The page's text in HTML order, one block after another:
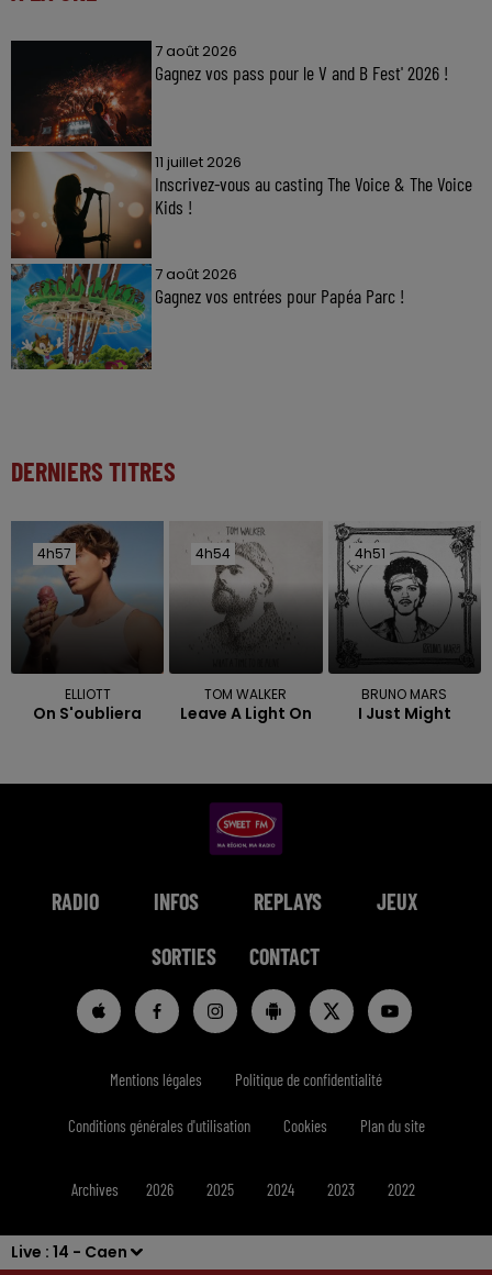
Live : 14 - Caen
7 août 2026
Gagnez vos pass pour le V and B Fest' 2026 !
11 juillet 2026
Inscrivez-vous au casting The Voice & The Voice
Kids !
7 août 2026
Gagnez vos entrées pour Papéa Parc !
DERNIERS TITRES
4h57
4h57
ELLIOTT
On S'oubliera
4h54
4h54
TOM WALKER
Leave A Light On
4h51
4h51
BRUNO MARS
I Just Might
RADIO INFOS REPLAYS JEUX
SORTIES CONTACT
Mentions légales Politique de confidentialité
Conditions générales d'utilisation Cookies Plan du site
Archives 2026 2025 2024 2023 2022